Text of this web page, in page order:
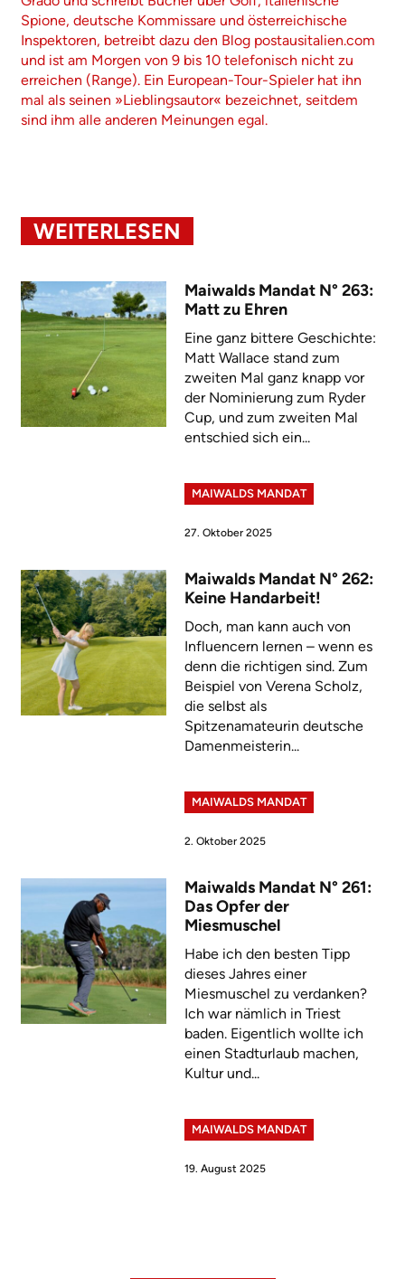
Spione, deutsche Kommissare und österreichische
Inspektoren, betreibt dazu den Blog postausitalien.com
und ist am Morgen von 9 bis 10 telefonisch nicht zu
erreichen (Range). Ein European-Tour-Spieler hat ihn
mal als seinen »Lieblingsautor« bezeichnet, seitdem
sind ihm alle anderen Meinungen egal.
WEITERLESEN
Maiwalds Mandat N° 263:
Matt zu Ehren
Eine ganz bittere Geschichte:
Matt Wallace stand zum
zweiten Mal ganz knapp vor
der Nominierung zum Ryder
Cup, und zum zweiten Mal
entschied sich ein...
MAIWALDS MANDAT
27. Oktober 2025
Maiwalds Mandat N° 262:
Keine Handarbeit!
Doch, man kann auch von
Influencern lernen – wenn es
denn die richtigen sind. Zum
Beispiel von Verena Scholz,
die selbst als
Spitzenamateurin deutsche
Damenmeisterin...
MAIWALDS MANDAT
2. Oktober 2025
Maiwalds Mandat N° 261:
Das Opfer der
Miesmuschel
Habe ich den besten Tipp
dieses Jahres einer
Miesmuschel zu verdanken?
Ich war nämlich in Triest
baden. Eigentlich wollte ich
einen Stadturlaub machen,
Kultur und...
MAIWALDS MANDAT
19. August 2025